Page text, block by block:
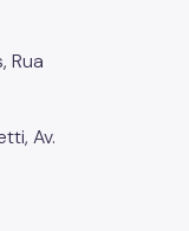
Rua
Av.